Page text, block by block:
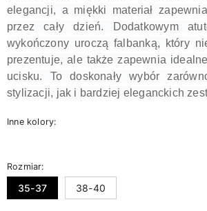
elegancji, a miękki materiał
przez cały dzień. Dodatkowym
wykończony uroczą falbanką, który
prezentuje, ale także zapewnia
ucisku. To doskonały wybór
stylizacji, jak i bardziej eleganckich
Inne kolory:
Rozmiar:
35-37 38-40